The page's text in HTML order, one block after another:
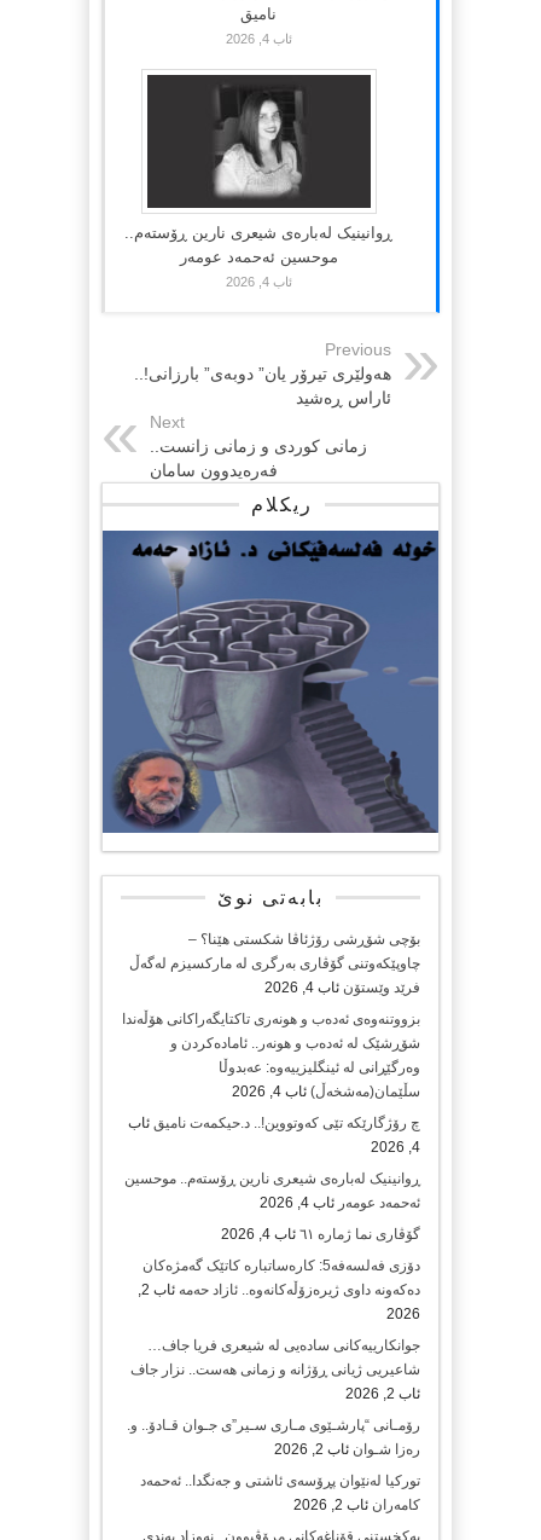
نامیق
ئاب 4, 2026
ڕوانینیک لەبارەى شیعرى نارین ڕۆستەم..
موحسین ئەحمەد عومەر
ئاب 4, 2026
Previous
هەولێری تیرۆر یان” دوبەی” بارزانی!..
ئاراس ڕەشید
Next
زمانی کوردی و زمانی زانست..
فەرەیدوون سامان
ریکلام
بابەتی نوێ
بۆچی شۆڕشی رۆژئاڤا شکستی هێنا؟ –
چاوپێکەوتنی گۆڤاری بەرگری لە مارکسیزم لەگەڵ
فرێد وێستۆن ئاب 4, 2026
بزووتنەوەی ئەدەب و هونەری تاکتایگەراکانی هۆڵەندا
شۆڕشێک لە ئەدەب و هونەر.. ئامادەکردن و
وەرگێڕانی لە ئینگلیزییەوە: عەبدوڵا
سڵێمان(مەشخەڵ) ئاب 4, 2026
چ رۆژگارێکە تێی کەوتووین!.. د.حیکمەت نامیق ئاب
4, 2026
ڕوانینیک لەبارەى شیعرى نارین ڕۆستەم.. موحسین
ئەحمەد عومەر ئاب 4, 2026
گۆڤاری نما ژمارە ٦١
ئاب 4, 2026
دۆزی فەلسەفە5: کارەساتبارە کاتێک گەمژەکان
دەکەونە داوی ژیرەزۆڵەکانەوە.. ئازاد حەمە
ئاب 2,
2026
جوانکارییەکانی سادەیی لە شیعری فریا جاف…
شاعیریی ژیانی ڕۆژانە و زمانی هەست.. نزار جاف
ئاب 2, 2026
رۆمـانی “پارشـێوی مـاری سـیر”ی جـوان قـادۆ.. و.
رەزا شـوان ئاب 2, 2026
تورکیا لەنێوان پڕۆسەی ئاشتی و جەنگدا.. ئەحمەد
کامەران ئاب 2, 2026
پەکخستنی قۆناغەکانی مرۆڤبوون.. نەوزاد بەندی